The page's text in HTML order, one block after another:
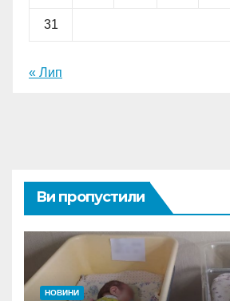
31
« Лип
Ви пропустили
НОВИНИ